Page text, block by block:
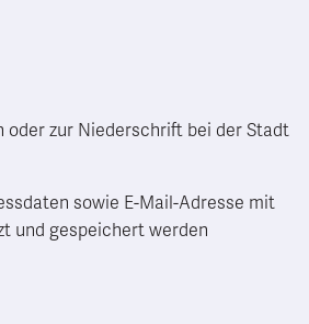
oder zur Niederschrift bei der Stadt
sowie E-Mail-Adresse mit
und gespeichert werden